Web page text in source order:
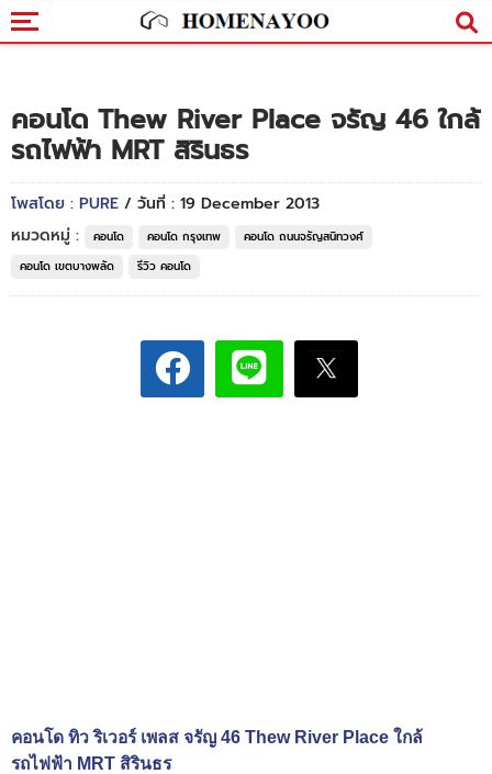
คอนโด Thew River Place จรัญ 46 ใกล้
รถไฟฟ้า MRT สิรินธร
โพสโดย : PURE / วันที่ : 19 December 2013
หมวดหมู่ :
คอนโด คอนโด กรุงเทพ
คอนโด ถนนจรัญสนิทวงศ์
คอนโด เขตบางพลัด
รีวิว คอนโด
คอนโด ทิว ริเวอร์ เพลส จรัญ 46 Thew River Place ใกล้
รถไฟฟ้า MRT สิรินธร